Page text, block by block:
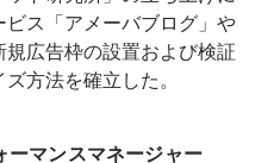
ス「アメーバブログ」や
広告枠の設置および検証
方法を確立した。
ーマンスマネージャー